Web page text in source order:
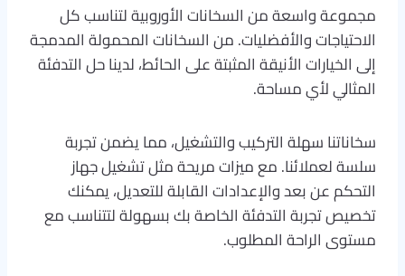
مجموعة واسعة من السخانات الأوروبية لتناسب كل
الاحتياجات والأفضليات. من السخانات المحمولة المدمجة
إلى الخيارات الأنيقة المثبتة على الحائط، لدينا حل التدفئة
المثالي لأي مساحة.
سخاناتنا سهلة التركيب والتشغيل، مما يضمن تجربة
سلسة لعملائنا. مع ميزات مريحة مثل تشغيل جهاز
التحكم عن بعد والإعدادات القابلة للتعديل، يمكنك
تخصيص تجربة التدفئة الخاصة بك بسهولة لتتناسب مع
مستوى الراحة المطلوب.